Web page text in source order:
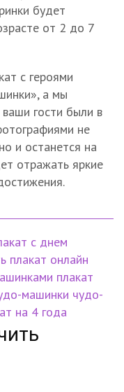
будет
от 2 до 7
с героями
а мы
гости были в
не
и останется на
отражать яркие
с днем
плакат онлайн
плакат
машинки чудо-
на 4 года